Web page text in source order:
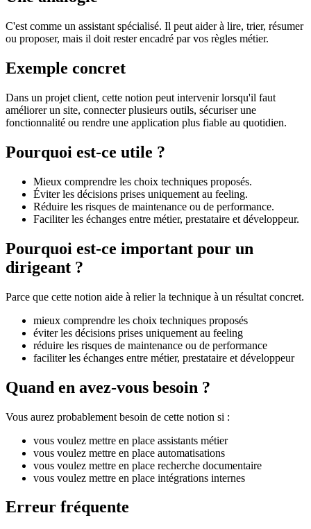
C'est comme un assistant spécialisé. Il peut aider à lire, trier, résumer
ou proposer, mais il doit rester encadré par vos règles métier.
Exemple concret
Dans un projet client, cette notion peut intervenir lorsqu'il faut
améliorer un site, connecter plusieurs outils, sécuriser une
fonctionnalité ou rendre une application plus fiable au quotidien.
Pourquoi est-ce utile ?
Mieux comprendre les choix techniques proposés.
Éviter les décisions prises uniquement au feeling.
Réduire les risques de maintenance ou de performance.
Faciliter les échanges entre métier, prestataire et développeur.
Pourquoi est-ce important pour un
dirigeant ?
Parce que cette notion aide à relier la technique à un résultat concret.
mieux comprendre les choix techniques proposés
éviter les décisions prises uniquement au feeling
réduire les risques de maintenance ou de performance
faciliter les échanges entre métier, prestataire et développeur
Quand en avez-vous besoin ?
Vous aurez probablement besoin de cette notion si :
vous voulez mettre en place assistants métier
vous voulez mettre en place automatisations
vous voulez mettre en place recherche documentaire
vous voulez mettre en place intégrations internes
Erreur fréquente